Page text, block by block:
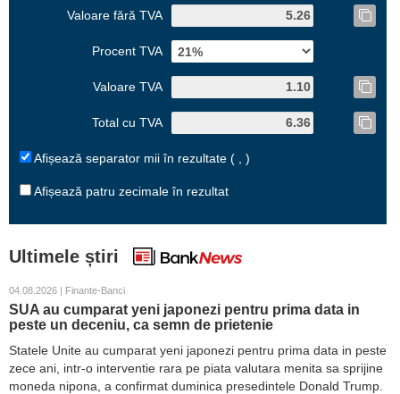
Valoare fără TVA
Procent TVA
Valoare TVA
Total cu TVA
Afișează separator mii în rezultate ( , )
Afișează patru zecimale în rezultat
Ultimele știri
04.08.2026 | Finante-Banci
SUA au cumparat yeni japonezi pentru prima data in
peste un deceniu, ca semn de prietenie
Statele Unite au cumparat yeni japonezi pentru prima data in peste
zece ani, intr-o interventie rara pe piata valutara menita sa sprijine
moneda nipona, a confirmat duminica presedintele Donald Trump.